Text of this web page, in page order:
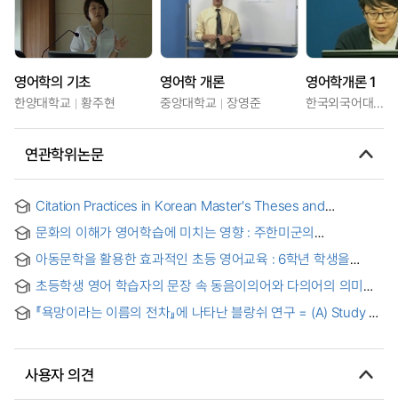
영어학의 기초
한양대학교 황주현
영어학 개론
중앙대학교 장영준
영어학개론 1
한국외국어대학교
연관학위논문
Citation Practices in Korean Master's Theses and
Research Articles in Applied Linguistics = 응용언어학 분야
학술논문과 한국 석사학위 논문의 인용문 연구
문화의 이해가 영어학습에 미치는 영향 : 주한미군의
한국인직원을 중심으로 = (The) Effects of Culture on
Learning English in Korea
아동문학을 활용한 효과적인 초등 영어교육 : 6학년 학생을
중심으로 = (A) Study on Teaching English by Using
Children's Leterature in Korean Elementary Schools
초등학생 영어 학습자의 문장 속 동음이의어와 다의어의 의미
이해에 대한 차이 연구 = A Study of the Differences in
Understanding Polysemants and Homonyms of Korean
『욕망이라는 이름의 전차』에 나타난 블랑쉬 연구 = (A) Study of
사용자 의견